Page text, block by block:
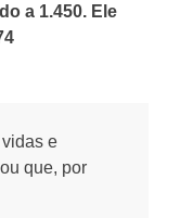
a 1.450. Ele
e
que, por